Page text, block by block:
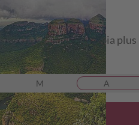
in Südafrika & Namibia
M A